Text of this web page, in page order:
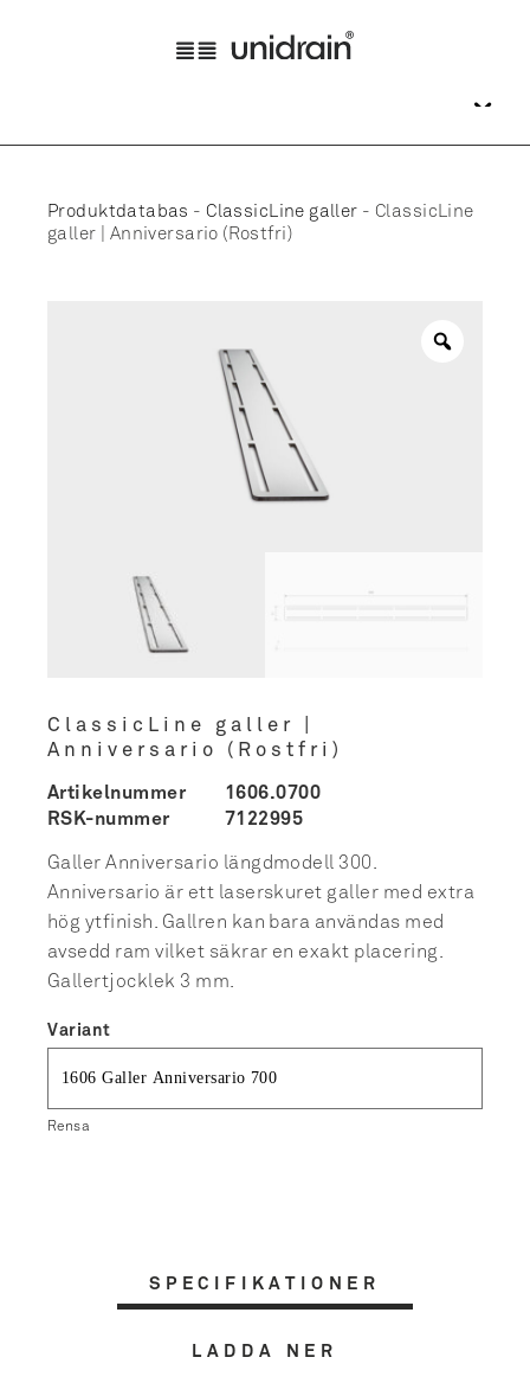
Produktdatabas -ClassicLine galler - ClassicLine
galler | Anniversario (Rostfri)
ClassicLine galler |
Anniversario (Rostfri)
Artikelnummer
1606.0700
RSK-nummer
7122995
Galler Anniversario längdmodell 300.
Anniversario är ett laserskuret galler med extra
hög ytfinish. Gallren kan bara användas med
avsedd ram vilket säkrar en exakt placering.
Gallertjocklek 3 mm.
Variant
Rensa
SPECIFIKATIONER
LADDA NER